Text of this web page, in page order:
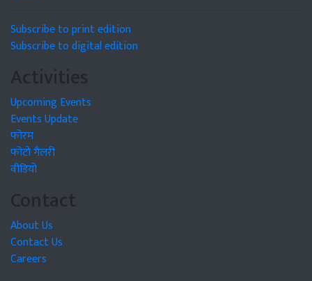
Subscribe to print edition
Subscribe to digital edition
Activities
Upcoming Events
Events Update
फोरम
फोटो गैलरी
वीडियो
Contact
About Us
Contact Us
Careers